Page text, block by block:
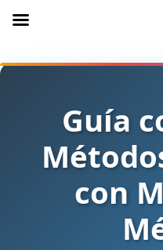
Guía
con